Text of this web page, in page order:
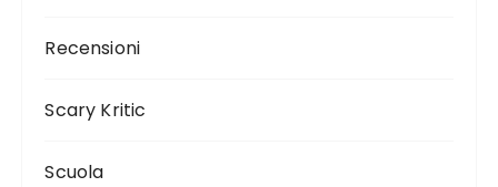
Recensioni
Scary Kritic
Scuola